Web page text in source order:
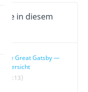
in diesem
The Great Gatsby —
Übersicht
(00:13)